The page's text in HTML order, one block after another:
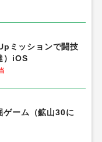
ミッションで闘技
）iOS
ゲーム（鉱山30に